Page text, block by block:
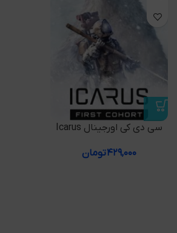
سی دی کی اورجینال Icarus
۴۲۹,۰۰۰تومان